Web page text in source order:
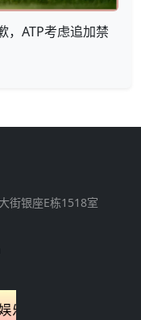
，ATP考虑追加禁
街银座E栋1518室